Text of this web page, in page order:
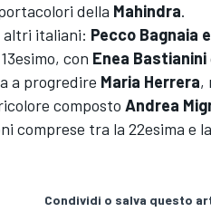
della Mahindra.
italiani: Pecco Bagnaia
con Enea Bastianini
a progredire Maria Herrera,
composto Andrea
comprese tra la 22esima e
Condividi o salva questo